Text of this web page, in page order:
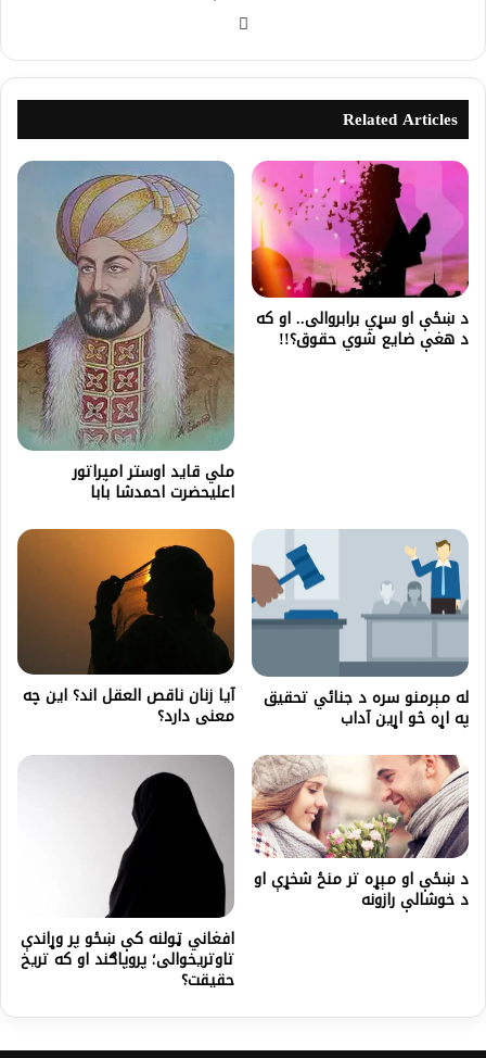
Related Articles
د ښځې او سړي برابروالی.. او که
د هغې ضایع شوي حقوق؟!!
ملي قايد اوستر امپراتور
اعلیحضرت احمدشا بابا
له مېرمنو سره د جنائي تحقیق
په اړه څو اړین آداب
آیا زنان ناقص العقل اند؟ این چه
معنی دارد؟
د ښځې او مېړه تر منځ شخړې او
د خوشالې رازونه
افغاني ټولنه کې ښځو پر وړاندې
تاوتریخوالی؛ پروپاګند او که تریخ
حقیقت؟